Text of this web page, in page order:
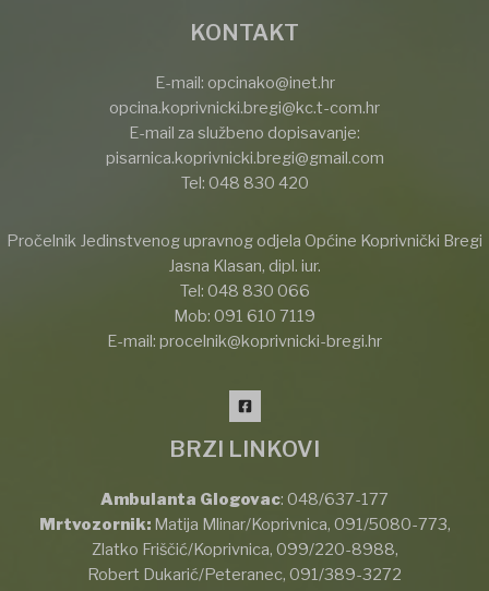
KONTAKT
E-mail: opcinako@inet.hr
opcina.koprivnicki.bregi@kc.t-com.hr
E-mail za službeno dopisavanje:
pisarnica.koprivnicki.bregi@gmail.com
Tel: 048 830 420
Pročelnik Jedinstvenog upravnog odjela Općine Koprivnički Bregi
Jasna Klasan, dipl. iur.
Tel: 048 830 066
Mob: 091 610 7119
E-mail: procelnik@koprivnicki-bregi.hr
BRZI LINKOVI
Ambulanta Glogovac: 048/637-177
Mrtvozornik:Matija Mlinar/Koprivnica, 091/5080-773,
Zlatko Friščić/Koprivnica, 099/220-8988,
Robert Dukarić/Peteranec, 091/389-3272